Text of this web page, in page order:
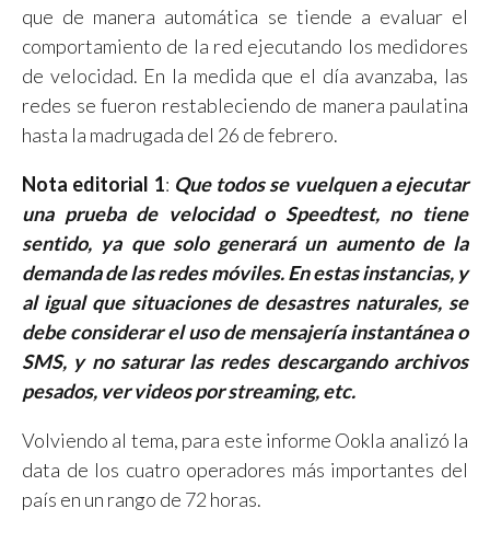
que de manera automática se tiende a evaluar el
comportamiento de la red ejecutando los medidores
de velocidad. En la medida que el día avanzaba, las
redes se fueron restableciendo de manera paulatina
hasta la madrugada del 26 de febrero.
Nota editorial 1: Que todos se vuelquen a ejecutar
una prueba de velocidad o Speedtest, no tiene
sentido, ya que solo generará un aumento de la
demanda de las redes móviles. En estas instancias, y
al igual que situaciones de desastres naturales, se
debe considerar el uso de mensajería instantánea o
SMS, y no saturar las redes descargando archivos
pesados, ver videos por streaming, etc.
Volviendo al tema, para este informe Ookla analizó la
data de los cuatro operadores más importantes del
país en un rango de 72 horas.